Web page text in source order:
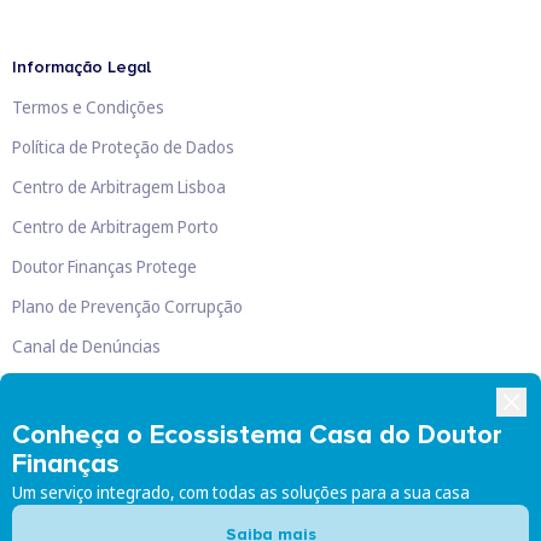
Conheça o Ecossistema Casa do Doutor
Finanças
Um serviço integrado, com todas as soluções para a sua casa
Saiba mais
Informação Legal
Termos e Condições
Política de Proteção de Dados
Centro de Arbitragem Lisboa
Centro de Arbitragem Porto
Doutor Finanças Protege
Plano de Prevenção Corrupção
Canal de Denúncias
Doutor Finanças, Lda